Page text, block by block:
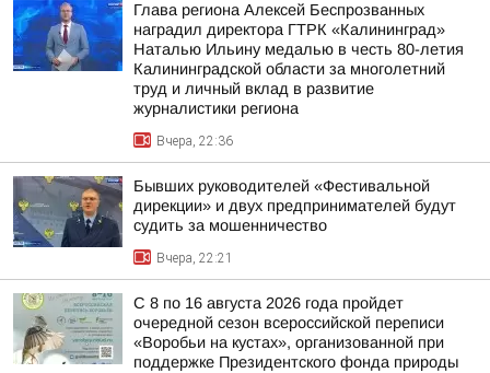
Глава региона Алексей Беспрозванных
наградил директора ГТРК «Калининград»
Наталью Ильину медалью в честь 80-летия
Калининградской области за многолетний
труд и личный вклад в развитие
журналистики региона
Вчера, 22:36
Бывших руководителей «Фестивальной
дирекции» и двух предпринимателей будут
судить за мошенничество
Вчера, 22:21
С 8 по 16 августа 2026 года пройдет
очередной сезон всероссийской переписи
«Воробьи на кустах», организованной при
поддержке Президентского фонда природы